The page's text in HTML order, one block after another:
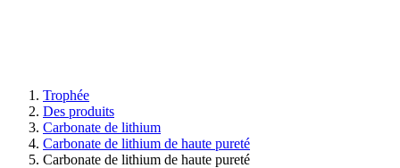
Trophée
Des produits
Carbonate de lithium
Carbonate de lithium de haute pureté
Carbonate de lithium de haute pureté